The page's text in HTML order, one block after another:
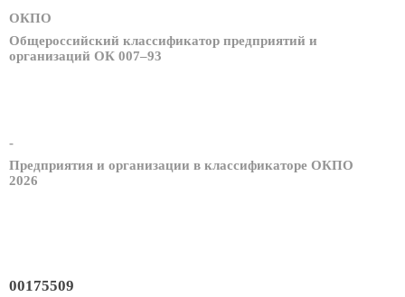
ОКПО
Общероссийский классификатор предприятий и
организаций ОК 007–93
-
Предприятия и организации в классификаторе ОКПО
2026
00175509